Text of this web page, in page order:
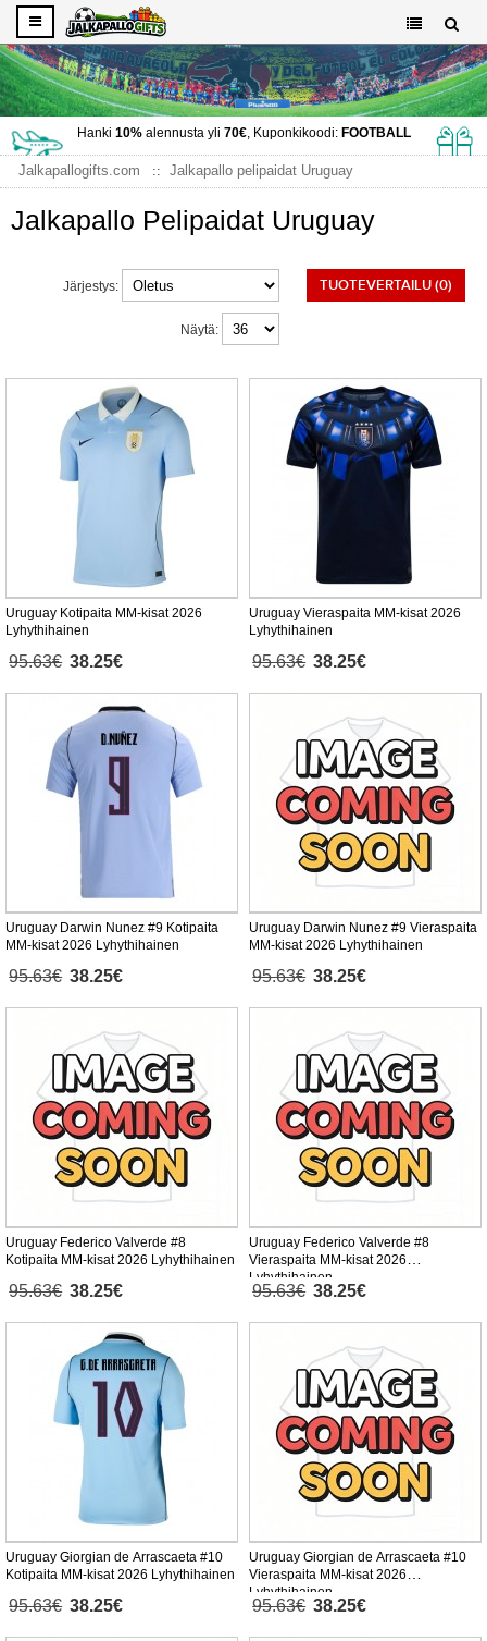
Hanki 10%alennusta yli 70€, Kuponkikoodi: FOOTBALL
Jalkapallogifts.com Jalkapallo pelipaidat Uruguay
Jalkapallo Pelipaidat Uruguay
TUOTEVERTAILU (0)
Järjestys:
Näytä:
Uruguay Kotipaita MM-kisat 2026
Lyhythihainen
95.63€ 38.25€
Uruguay Vieraspaita MM-kisat 2026
Lyhythihainen
95.63€ 38.25€
Uruguay Darwin Nunez #9 Kotipaita
MM-kisat 2026 Lyhythihainen
95.63€ 38.25€
Uruguay Darwin Nunez #9 Vieraspaita
MM-kisat 2026 Lyhythihainen
95.63€ 38.25€
Uruguay Federico Valverde #8
Kotipaita MM-kisat 2026 Lyhythihainen
95.63€ 38.25€
Uruguay Federico Valverde #8
Vieraspaita MM-kisat 2026
Lyhythihainen
95.63€ 38.25€
Uruguay Giorgian de Arrascaeta #10
Kotipaita MM-kisat 2026 Lyhythihainen
95.63€ 38.25€
Uruguay Giorgian de Arrascaeta #10
Vieraspaita MM-kisat 2026
Lyhythihainen
95.63€ 38.25€